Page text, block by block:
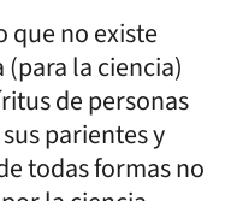
que no existe
la ciencia)
de personas
parientes y
todas formas no